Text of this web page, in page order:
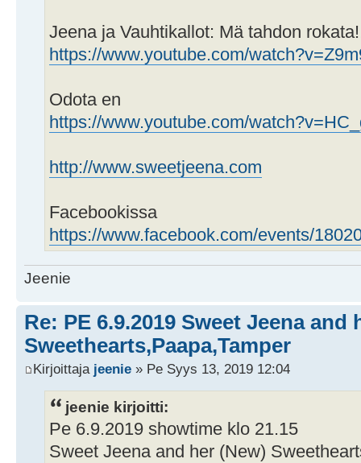
Jeena ja Vauhtikallot: Mä tahdon
https://www.youtube.com/
Odota en
https://www.youtube.com/
http://www.sweetjeena.com
Facebookissa
https://www.facebook.com/events/
Jeenie
Re: PE 6.9.2019 Sweet Jeena and
Sweethearts,Paapa,Tamper
Kirjoittaja jeenie » Pe Syys 13, 2019 12:04
jeenie kirjoitti:
Pe 6.9.2019 showtime klo 21.15
Sweet Jeena and her (New)